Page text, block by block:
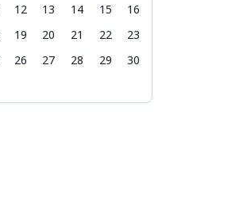
12 13 14 15
16
19 20 21 22
23
26 27 28 29
30